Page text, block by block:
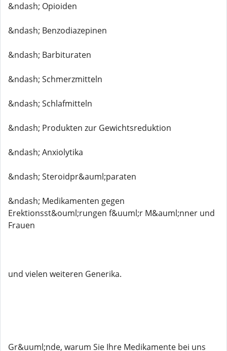
&ndash; Opioiden
&ndash; Benzodiazepinen
&ndash; Barbituraten
&ndash; Schmerzmitteln
&ndash; Schlafmitteln
&ndash; Produkten zur Gewichtsreduktion
&ndash; Anxiolytika
&ndash; Steroidpr&auml;paraten
&ndash; Medikamenten gegen
Erektionsst&ouml;rungen f&uuml;r M&auml;nner und
Frauen
und vielen weiteren Generika.
Gr&uuml;nde, warum Sie Ihre Medikamente bei uns